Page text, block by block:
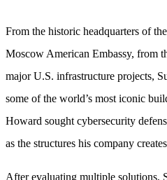
From the historic headquarters of
Moscow American Embassy, from
major U.S. infrastructure projects,
some of the world’s most iconic
Howard sought cybersecurity
as the structures his company
After evaluating multiple solutions,